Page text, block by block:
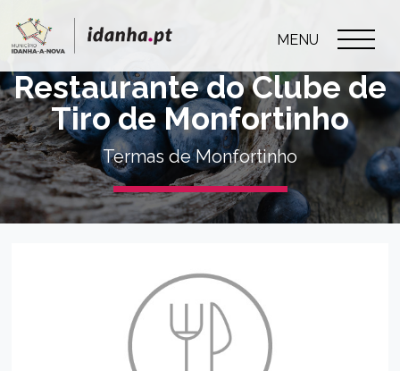
MENU
Restaurante do Clube de
Tiro de Monfortinho
Termas de Monfortinho